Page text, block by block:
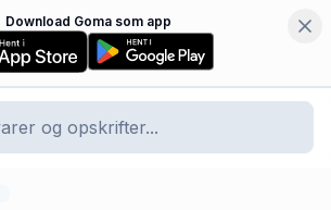
Download Goma som app